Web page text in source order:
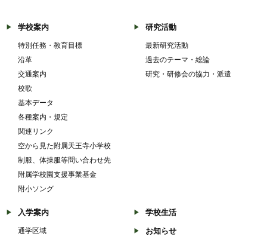
学校案内
特別任務・教育目標
沿革
交通案内
校歌
基本データ
各種案内・規定
関連リンク
空から見た附属天王寺小学校
制服、体操服等問い合わせ先
附属学校園支援事業基金
附小ソング
研究活動
最新研究活動
過去のテーマ・総論
研究・研修会の協力・派遣
入学案内
通学区域
学校生活
お知らせ